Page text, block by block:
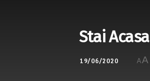
Stai Acasa
19/06/2020 AA